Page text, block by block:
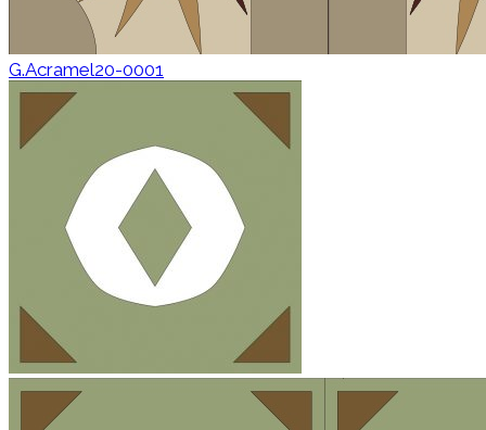
G.Acramel20-0001